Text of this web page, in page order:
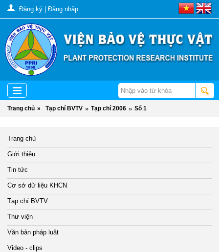
Đăng ký Đăng nhập
Trang chủ » Tạp chí BVTV » Tạp chí 2006 » Số 1
Trang chủ
Giới thiệu
Tin tức
Cơ sở dữ liệu KHCN
Tạp chí BVTV
Thư viện
Văn bản pháp luật
Video - clips